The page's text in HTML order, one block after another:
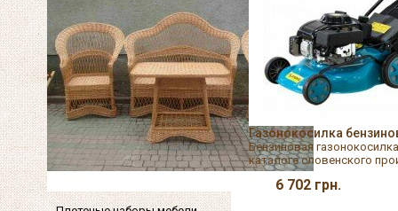
Газонокосилка
Бензиновая
каталоге словенского
6 702 грн.